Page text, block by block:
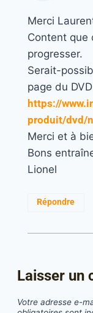
Merci
Content que
progresser.
Serait-
page du
https://
produit/dvd/
Merci et à
Bons
Lionel
Répondre
Laisser un
Votre adresse e-